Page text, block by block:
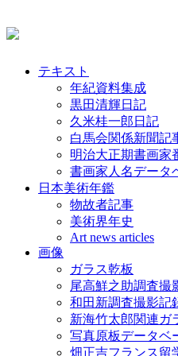
テキスト
年紀資料集成
黒田清輝日記
久米桂一郎日記
白馬会関係新聞記
明治大正期書画家
書画家人名データ
日本美術年鑑
物故者記事
美術界年史
Art news articles
画像
ガラス乾板
尾高鮮之助調査撮
和田新調査撮影記
新海竹太郎関連ガ
写真原板データベ
畑正吉フランス留